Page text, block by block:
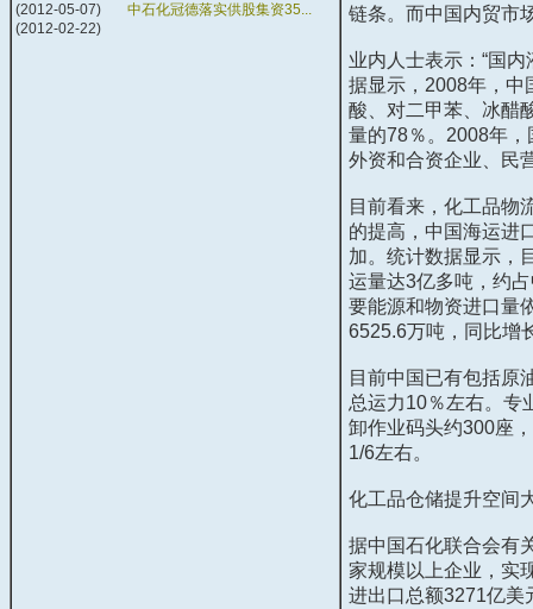
(2012-05-07)
中石化冠德落实供股集资35...
(2012-02-22)
链条。而中国内贸市
业内人士表示：“国
据显示， 2008年，中
酸、对二甲苯、冰醋
量的78％。 2008年，
外资和合资企业、民
目前看来，化工品物
的提高，中国海运进
加。统计数据显示，
运量达3亿多吨，约
要能源和物资进口量
6525.6万吨，同比增
目前中国已有包括原
总运力10％左右。专
卸作业码头约300座
1/6左右。
化工品仓储提升空间
据中国石化联合会有
家规模以上企业，实
进出口总额3271亿美